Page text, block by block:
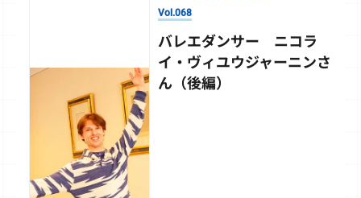
Vol.068
バレエダンサー ニコラ
イ・ヴィユウジャーニンさ
ん（後編）